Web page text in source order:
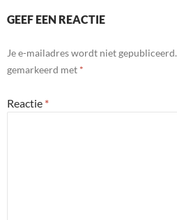
GEEF EEN REACTIE
Je e-mailadres wordt niet gepubliceerd.
gemarkeerd met *
Reactie *